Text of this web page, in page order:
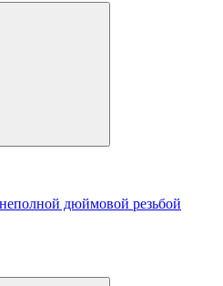
дюймовой резьбой